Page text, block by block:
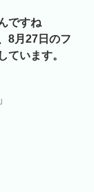
ですね
8月27日のフ
ています。